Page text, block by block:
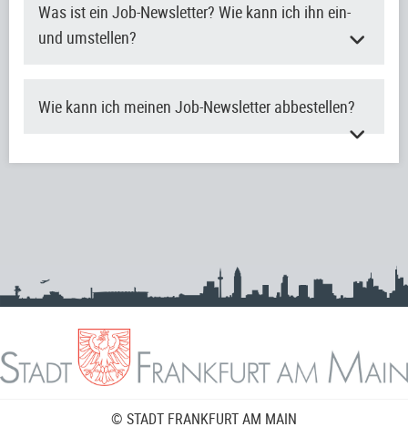
Was ist ein Job-Newsletter? Wie kann ich ihn ein-
und umstellen?
Wie kann ich meinen Job-Newsletter abbestellen?
© STADT FRANKFURT AM MAIN